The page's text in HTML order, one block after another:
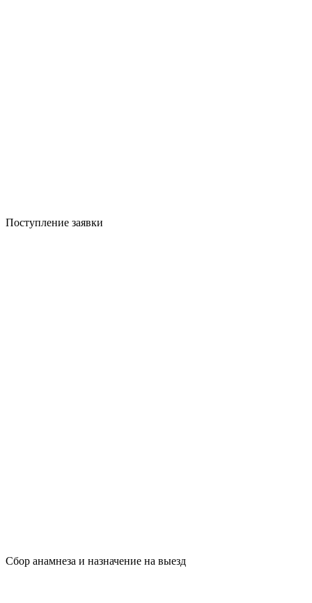
Поступление заявки
Сбор анамнеза и назначение на выезд